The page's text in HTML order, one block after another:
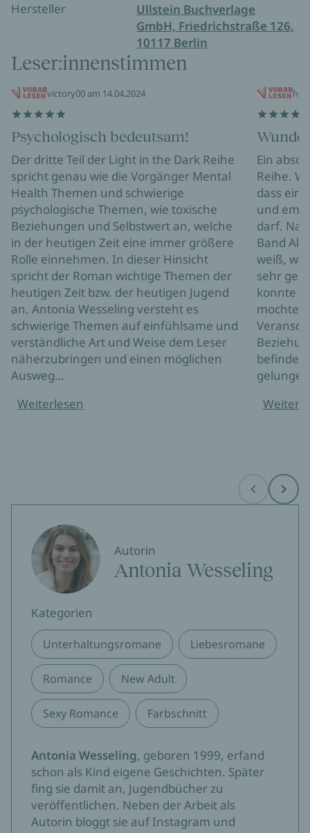
Hersteller
Ullstein Buchverlage
GmbH, Friedrichstraße 126,
10117 Berlin
Leser:innenstimmen
victory00 am 14.04.2024
Psychologisch bedeutsam!
Der dritte Teil der Light in the Dark Reihe
spricht genau wie die Vorgänger Mental
Health Themen und schwierige
psychologische Themen, wie toxische
Beziehungen und Selbstwert an, welche
in der heutigen Zeit eine immer größere
Rolle einnehmen. In dieser Hinsicht
spricht der Roman wichtige Themen der
heutigen Zeit bzw. der heutigen Jugend
an. Antonia Wesseling versteht es
schwierige Themen auf einfühlsame und
verständliche Art und Weise dem Leser
näherzubringen und einen möglichen
Ausweg…
Weiterlesen
Ein
Reihe.
dass
und
darf.
Band
weiß,
sehr
konnte
mochte
befindet,
Before Next
Autorin
Antonia Wesseling
Kategorien
Unterhaltungsromane Liebesromane
Romance New Adult
Sexy Romance Farbschnitt
Antonia Wesseling, geboren 1999, erfand
schon als Kind eigene Geschichten. Später
fing sie damit an, Jugendbücher zu
veröffentlichen. Neben der Arbeit als
Autorin bloggt sie auf Instagram und